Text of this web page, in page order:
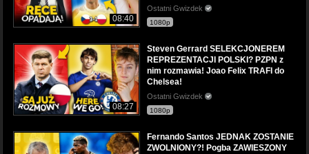
08:40
Ostatni Gwizdek
1080p
08:27
Steven Gerrard SELEKCJONEREM
REPREZENTACJI POLSKI? PZPN z
nim rozmawia! Joao Felix TRAFI do
Chelsea!
Ostatni Gwizdek
1080p
Fernando Santos JEDNAK ZOSTANIE
ZWOLNIONY?! Pogba ZAWIESZONY